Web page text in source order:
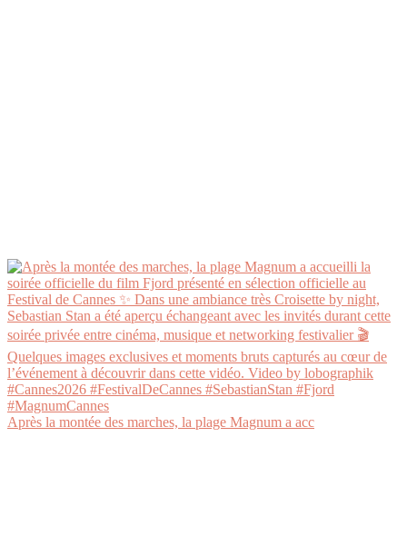
Après la montée des marches, la plage Magnum a acc